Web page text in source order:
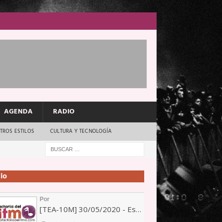
AGENDA RADIO
ESTILOS CULTURA Y TECNOLOGÍA